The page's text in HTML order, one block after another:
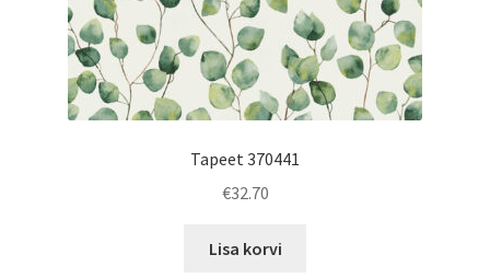
Tapeet 370441
€32.70
Lisa korvi